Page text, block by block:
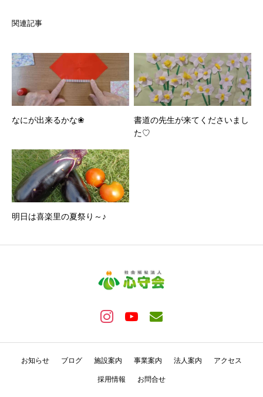
関連記事
なにが出来るかな❀
書道の先生が来てくださいまし
た♡
明日は喜楽里の夏祭り～♪
お知らせ ブログ 施設案内 事業案内 法人案内 アクセス
採用情報 お問合せ